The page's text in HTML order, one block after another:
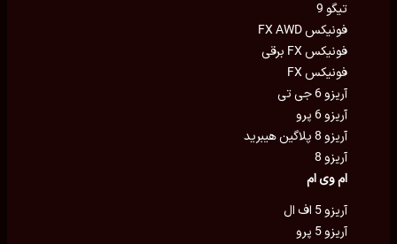
تیگو 9
فونیکس FX AWD
فونیکس FX برقی
فونیکس FX
آریزو 6 جی تی
آریزو 6 پرو
آریزو 8 پلاگین هیبرید
آریزو 8
ام وی ام
آریزو 5 اف ال
آریزو 5 پرو